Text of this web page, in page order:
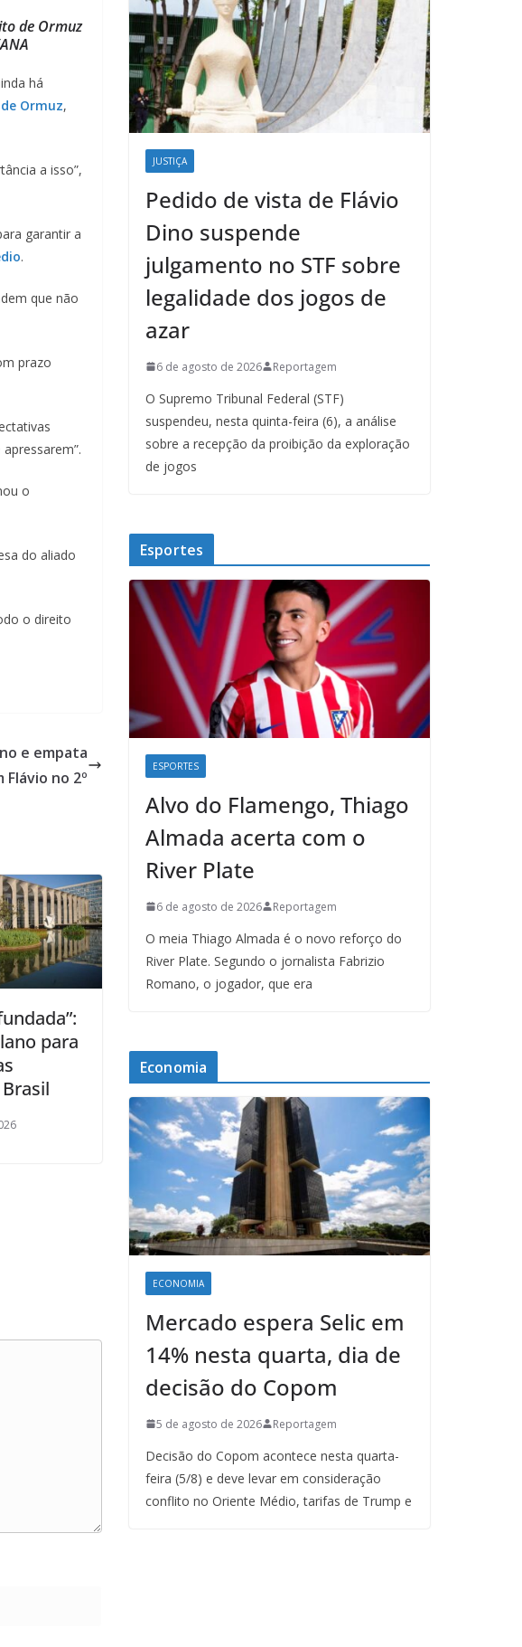
de Ormuz
há
Ormuz,
a isso”,
garantir a
.
que não
prazo
o
do aliado
o direito
e empata
no 2º
para
JUSTIÇA
Pedido de vista de Flávio
Dino suspende
julgamento no STF sobre
legalidade dos jogos de
azar
6 de agosto de 2026 Reportagem
O Supremo Tribunal Federal (STF)
suspendeu, nesta quinta-feira (6), a análise
sobre a recepção da proibição da exploração
de jogos
Esportes
ESPORTES
Alvo do Flamengo, Thiago
Almada acerta com o
River Plate
6 de agosto de 2026 Reportagem
O meia Thiago Almada é o novo reforço do
River Plate. Segundo o jornalista Fabrizio
Romano, o jogador, que era
Economia
ECONOMIA
Mercado espera Selic em
14% nesta quarta, dia de
decisão do Copom
5 de agosto de 2026 Reportagem
Decisão do Copom acontece nesta quarta-
feira (5/8) e deve levar em consideração
conflito no Oriente Médio, tarifas de Trump e